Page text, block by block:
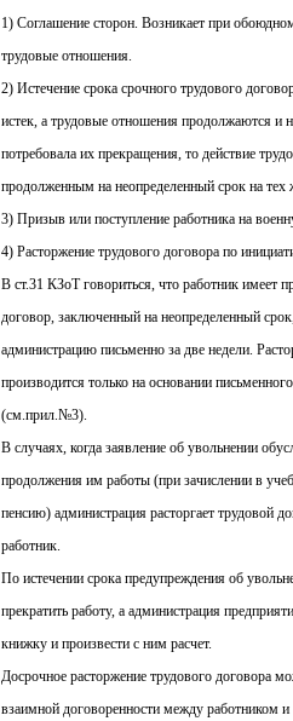
1) Соглашение сторон. Возникает при
трудовые отношения.
2) Истечение срока срочного трудового
истек, а трудовые отношения продолжаются и
потребовала их прекращения, то действие
продолженным на неопределенный срок на тех
3) Призыв или поступление работника на
4) Расторжение трудового договора по
В ст.31 КЗоТ говориться, что работник имеет
договор, заключенный на неопределенный
администрацию письменно за две недели.
производится только на основании
(см.прил.№3).
В случаях, когда заявление об увольнении
продолжения им работы (при зачислении в
пенсию) администрация расторгает трудовой
работник.
По истечении срока предупреждения об
прекратить работу, а администрация
книжку и произвести с ним расчет.
Досрочное расторжение трудового договора
взаимной договоренности между работником и